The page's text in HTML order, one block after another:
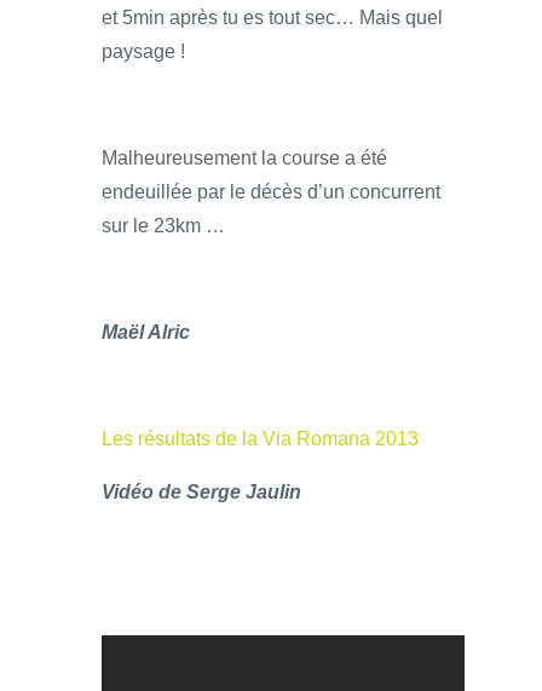
et 5min après tu es tout sec… Mais quel
paysage !
Malheureusement la course a été
endeuillée par le décès d’un concurrent
sur le 23km …
Maël Alric
Les résultats de la Via Romana 2013
Vidéo de Serge Jaulin